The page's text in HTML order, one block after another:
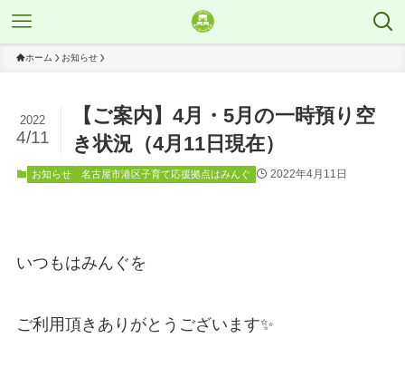
ホーム お知らせ
【ご案内】4月・5月の一時預り空
き状況（4月11日現在）
2022
4/11
お知らせ 名古屋市港区子育て応援拠点はみんぐ 2022年4月11日
いつもはみんぐを
ご利用頂きありがとうございます✨